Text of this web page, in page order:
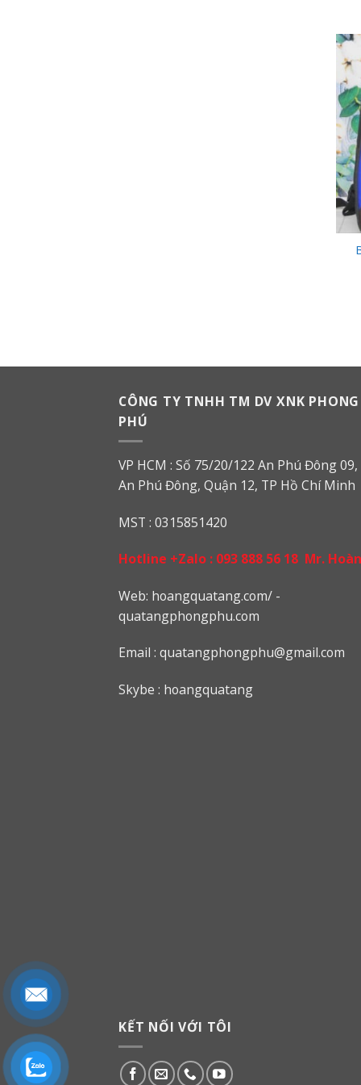
CÔNG TY TNHH TM DV XNK PHONG
PHÚ
VP HCM : Số 75/20/122 An Phú Đông 09,
An Phú Đông, Quận 12, TP Hồ Chí Minh
MST : 0315851420
Hotline +Zalo : 093 888 56 18 Mr.
Web: hoangquatang.com/ -
quatangphongphu.com
Email : quatangphongphu@gmail.com
Skybe : hoangquatang
KẾT NỐI VỚI TÔI